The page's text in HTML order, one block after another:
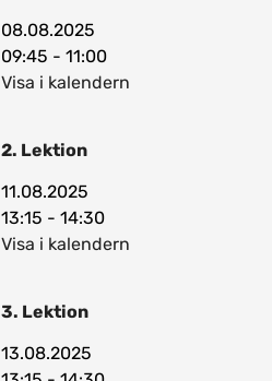
08.08.2025
09:45 - 11:00
Visa i kalendern
2. Lektion
11.08.2025
13:15 - 14:30
Visa i kalendern
3. Lektion
13.08.2025